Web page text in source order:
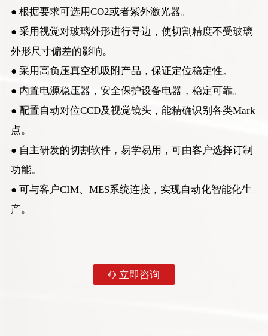
● 根据要求可选用CO2或者紫外激光器。
● 采用视觉对玻璃外形进行寻边，使切割精度不受玻璃
外形尺寸偏差的影响。
● 采用高负压真空机吸附产品，保证定位稳定性。
● 内置电源稳压器，安全保护设备电器，稳定可靠。
● 配置自动对位CCD及视觉镜头，能精确识别各类Mark
点。
● 自主研发的切割软件，易学易用，可由客户选择订制
功能。
● 可与客户CIM、MES系统连接，实现自动化智能化生
产。
立即咨询